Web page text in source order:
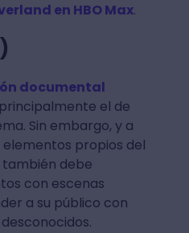
en HBO Max.
documental
el de
Sin embargo, y a
propios del
debe
con escenas
a su público con